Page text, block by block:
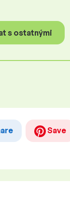
s ostatnými
Save